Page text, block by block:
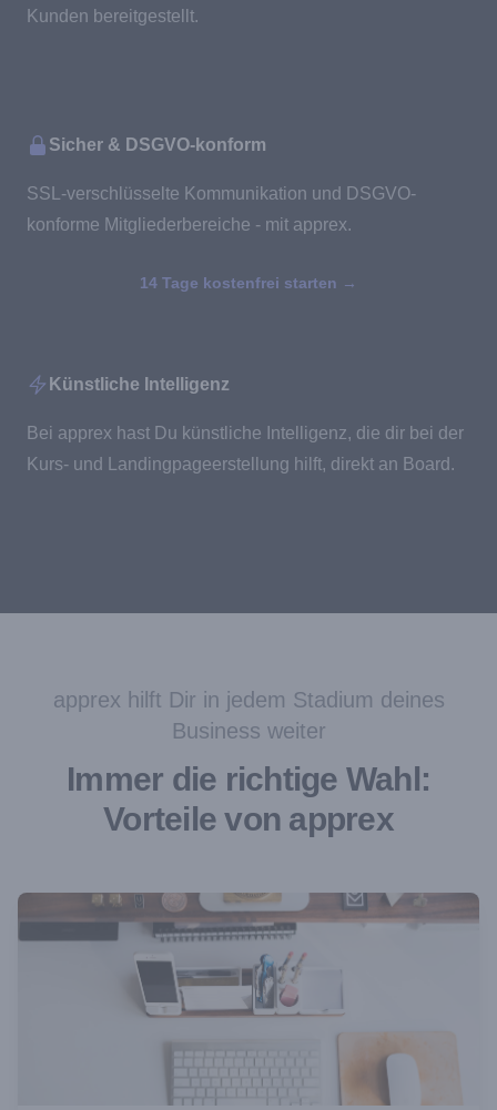
Kunden bereitgestellt.
Sicher & DSGVO-konform
SSL-verschlüsselte Kommunikation und DSGVO-
konforme Mitgliederbereiche - mit apprex.
14 Tage kostenfrei starten →
Künstliche Intelligenz
Bei apprex hast Du künstliche Intelligenz, die dir bei der
Kurs- und Landingpageerstellung hilft, direkt an Board.
apprex hilft Dir in jedem Stadium deines
Business weiter
Immer die richtige Wahl:
Vorteile von apprex